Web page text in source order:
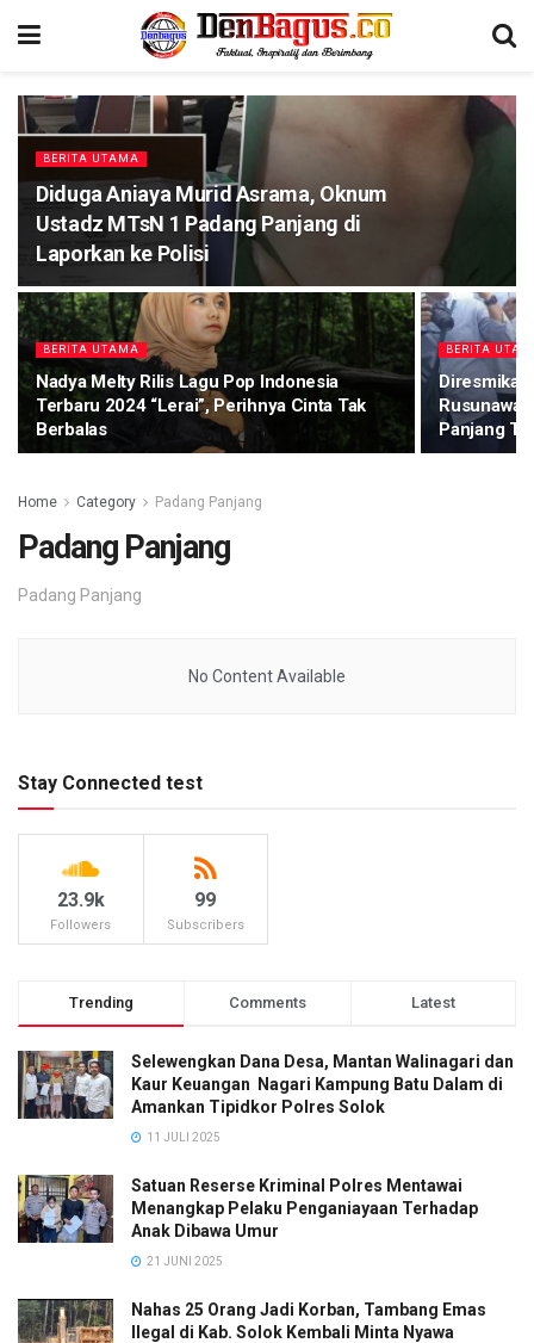
BERITA UTAMA
Diduga Aniaya Murid Asrama, Oknum
Ustadz MTsN 1 Padang Panjang di
Laporkan ke Polisi
BERITA UTAMA
Nadya Melty Rilis Lagu Pop Indonesia
Terbaru 2024 “Lerai”, Perihnya Cinta Tak
Berbalas
BERITA
Rusunawa
Panjang
Home Category Padang Panjang
Padang Panjang
Padang Panjang
No Content Available
Stay Connected test
23.9k
Followers
99
Subscribers
Trending Comments Latest
Selewengkan Dana Desa, Mantan Walinagari dan
Kaur Keuangan Nagari Kampung Batu Dalam di
Amankan Tipidkor Polres Solok
11 JULI 2025
Satuan Reserse Kriminal Polres Mentawai
Menangkap Pelaku Penganiayaan Terhadap
Anak Dibawa Umur
21 JUNI 2025
Nahas 25 Orang Jadi Korban, Tambang Emas
Ilegal di Kab. Solok Kembali Minta Nyawa